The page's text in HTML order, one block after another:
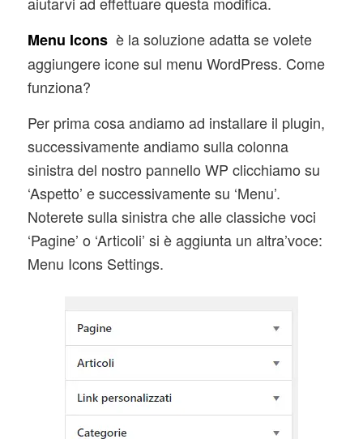
Menu Icons è la soluzione adatta se volete
aggiungere icone sul menu WordPress. Come
funziona?
Per prima cosa andiamo ad installare il plugin,
successivamente andiamo sulla colonna
sinistra del nostro pannello WP clicchiamo su
‘Aspetto’ e successivamente su ‘Menu’.
Noterete sulla sinistra che alle classiche voci
‘Pagine’ o ‘Articoli’ si è aggiunta un altra’voce:
Menu Icons Settings.